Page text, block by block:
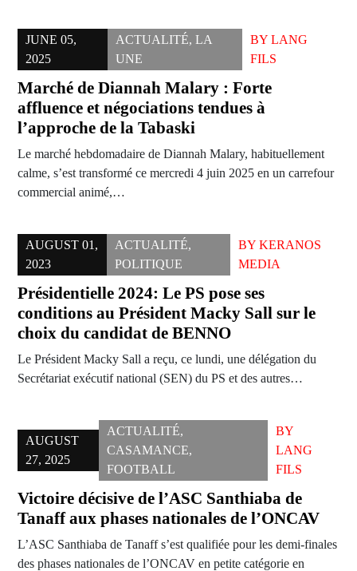
JUNE 05,
2025
ACTUALITÉ,LA
UNE
BYLANG
FILS
Marché de Diannah Malary : Forte
affluence et négociations tendues à
l’approche de la Tabaski
Le marché hebdomadaire de Diannah Malary, habituellement
calme, s’est transformé ce mercredi 4 juin 2025 en un carrefour
commercial animé,…
AUGUST 01,
2023
ACTUALITÉ,
POLITIQUE
BY KERANOS
MEDIA
Présidentielle 2024: Le PS pose ses
conditions au Président Macky Sall sur le
choix du candidat de BENNO
Le Président Macky Sall a reçu, ce lundi, une délégation du
Secrétariat exécutif national (SEN) du PS et des autres…
AUGUST
27, 2025
ACTUALITÉ,
CASAMANCE,
FOOTBALL
BY
LANG
FILS
Victoire décisive de l’ASC Santhiaba de
Tanaff aux phases nationales de l’ONCAV
L’ASC Santhiaba de Tanaff s’est qualifiée pour les demi-finales
des phases nationales de l’ONCAV en petite catégorie en